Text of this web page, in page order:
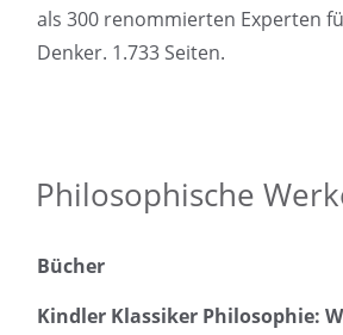
als 300 renommierten Experten
Denker. 1.733 Seiten.
Philosophische
Bücher
Kindler Klassiker Philosophie: